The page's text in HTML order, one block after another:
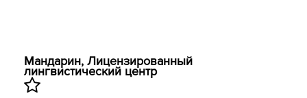
Мандарин, ​Лицензированный
лингвистический центр